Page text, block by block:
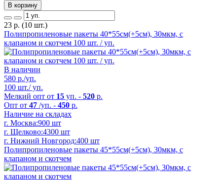
В корзину
23 р. (10 шт.)
Полипропиленовые пакеты 40*55см(+5см), 30мкм, с
клапаном и скотчем 100 шт. / уп.
В наличии
580 р./уп.
100 шт./ уп.
Мелкий опт от 15 уп. - 520 р.
Опт от 47 /уп. - 450 р.
Наличие на складах
г. Москва:900 шт
г. Щелково:4300 шт
г. Нижний Новгород:400 шт
Полипропиленовые пакеты 45*55см(+5см), 30мкм, с
клапаном и скотчем